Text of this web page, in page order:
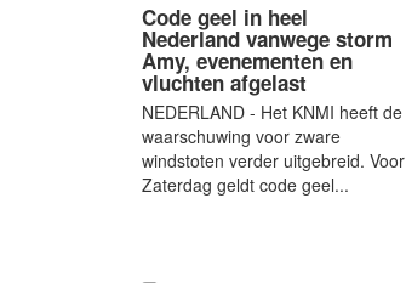
Code geel in heel
Nederland vanwege storm
Amy, evenementen en
vluchten afgelast
NEDERLAND - Het KNMI heeft de
waarschuwing voor zware
windstoten verder uitgebreid. Voor
Zaterdag geldt code geel...